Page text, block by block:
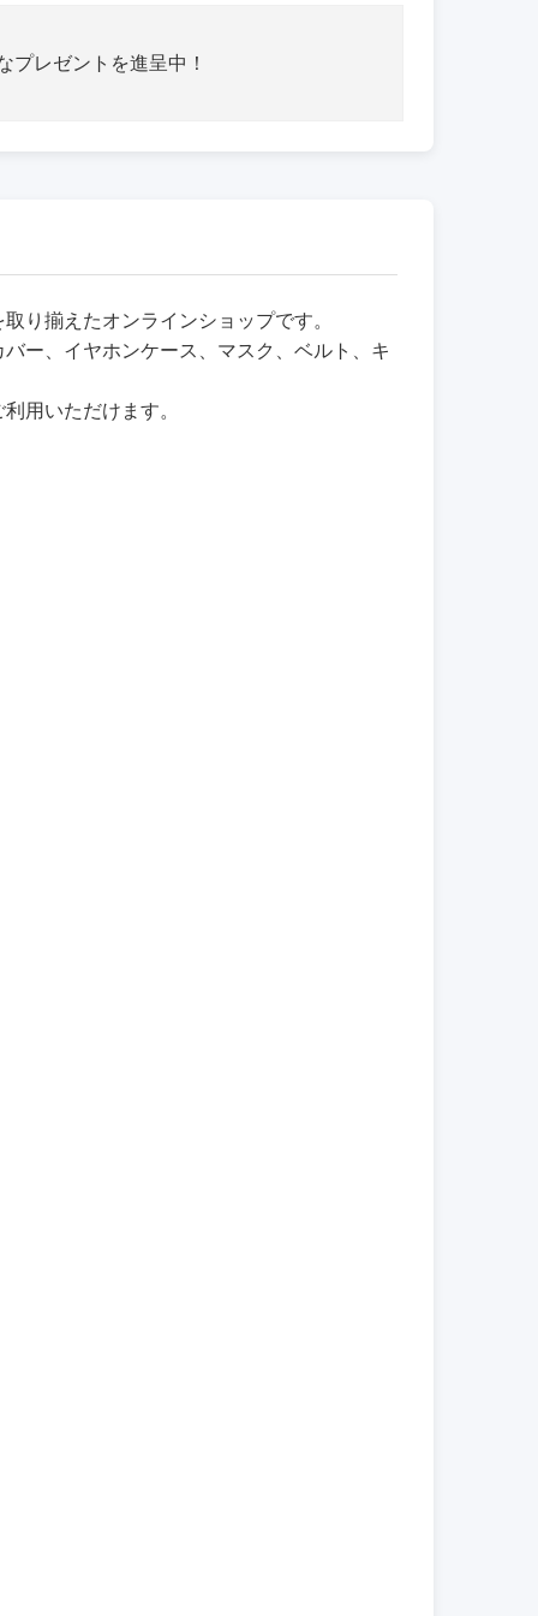
プレゼントを進呈中！
り揃えたオンラインショップです。
ー、イヤホンケース、マスク、ベルト、キ
用いただけます。